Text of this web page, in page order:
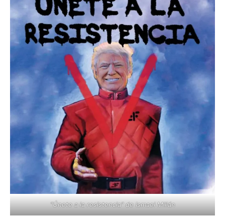
"Únete a la resistencia" de Ismael Millán